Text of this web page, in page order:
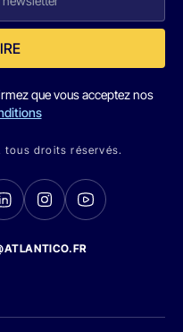
que vous acceptez nos
tous droits réservés.